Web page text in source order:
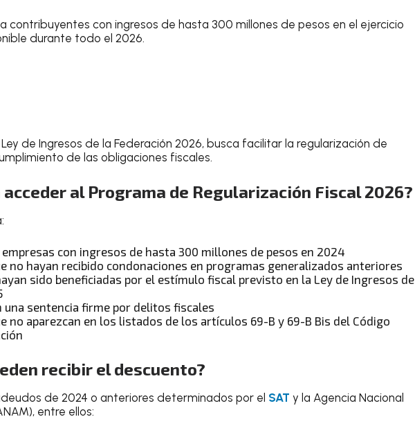
contribuyentes con ingresos de hasta 300 millones de pesos en el ejercicio
durante todo el 2026.
de Ingresos de la Federación 2026, busca facilitar la regularización de
de las obligaciones fiscales.
acceder al Programa de Regularización Fiscal 2026?
con ingresos de hasta 300 millones de pesos en 2024
no hayan recibido condonaciones en programas generalizados anteriores
sido beneficiadas por el estímulo fiscal previsto en la Ley de Ingresos de
una sentencia firme por delitos fiscales
no aparezcan en los listados de los artículos 69-B y 69-B Bis del Código
recibir el descuento?
de 2024 o anteriores determinados por el SAT y la Agencia Nacional
entre ellos: